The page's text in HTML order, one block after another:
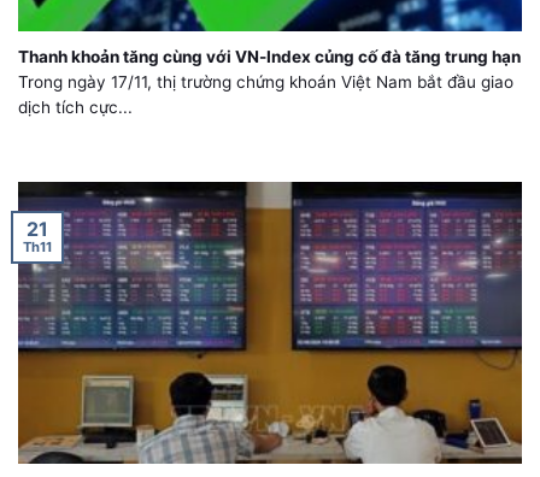
Thanh khoản tăng cùng với VN-Index củng cố đà tăng trung hạn
Trong ngày 17/11, thị trường chứng khoán Việt Nam bắt đầu giao
dịch tích cực...
21
Th11